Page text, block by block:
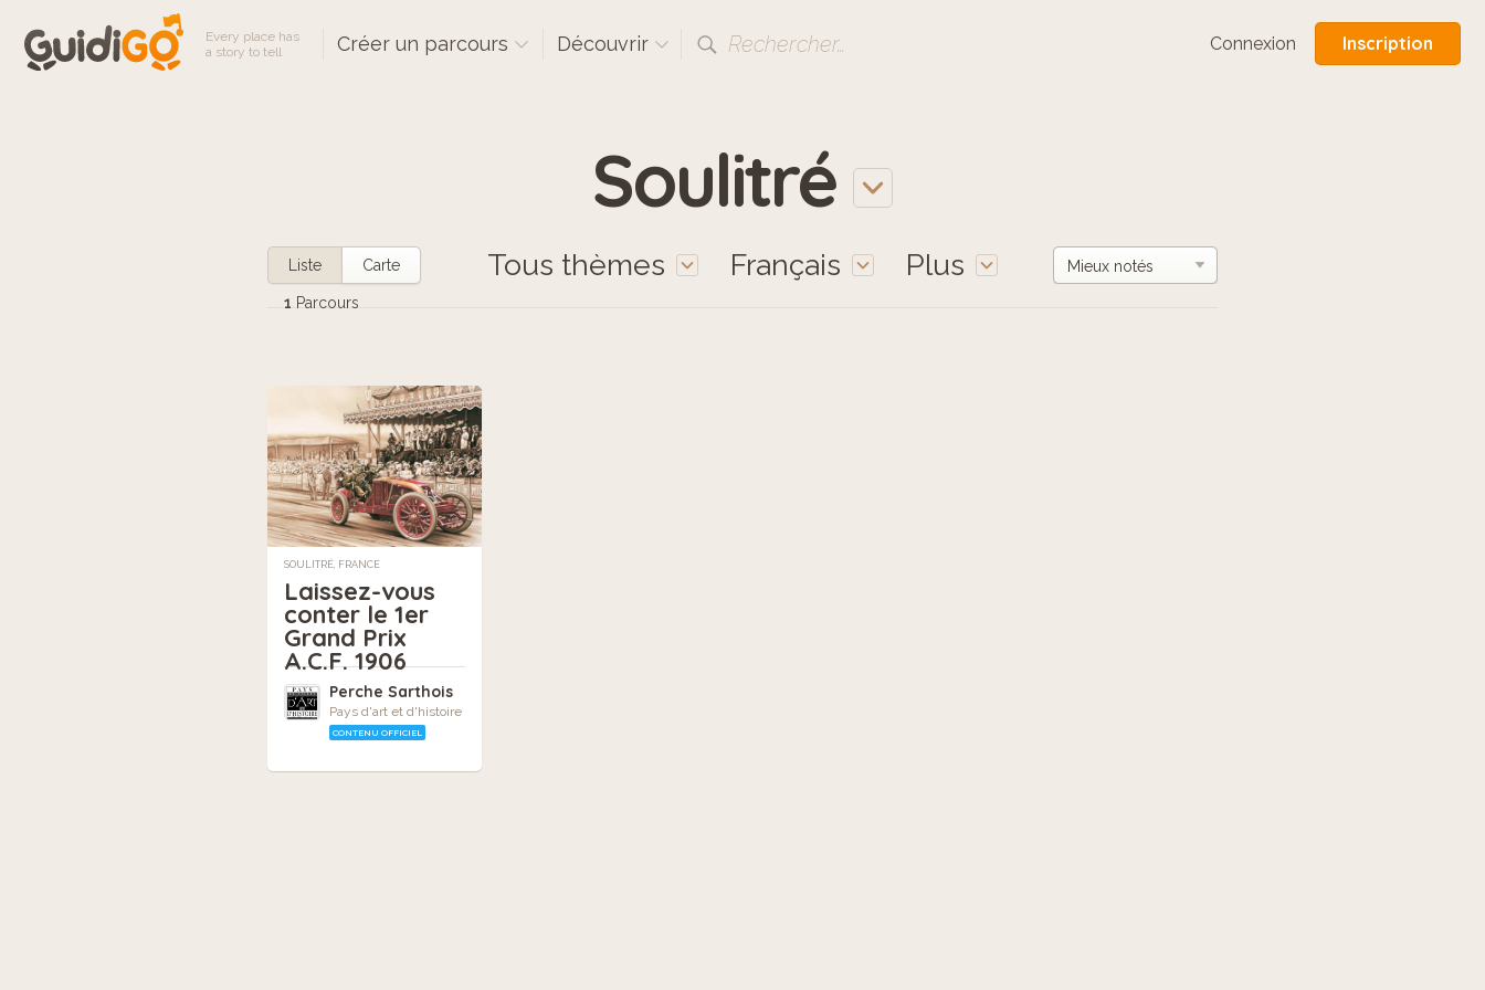
Every place has
a story to tell
Créer un parcours Découvrir Rechercher… Connexion Inscription
Soulitré
Tous thèmes Français Plus
Liste Carte
1 Parcours
SOULITRÉ, FRANCE
Laissez-vous
conter le 1er
Grand Prix
A.C.F. 1906
Perche Sarthois
Pays d'art et d'histoire
CONTENU OFFICIEL